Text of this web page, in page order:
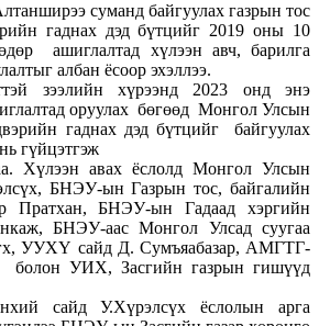
суманд байгуулах газрын тос
гаднах дэд бүтцийг 2019 оны 10
ашиглалтад хүлээн авч, барилга
албан ёсоор эхэллээ.
зээлийн хүрээнд 2023 онд энэ
оруулах бөгөөд Монгол Улсын
гаднах дэд бүтцийг байгуулах
гүйцэтгэж
Хүлээн авах ёслолд Монгол Улсын
БНЭУ-ын Газрын тос, байгалийн
Пратхан, БНЭУ-ын Гадаад хэргийн
БНЭУ-аас Монгол Улсад суугаа
УУХҮ сайд Д. Сумъяабазар, АМГТГ-
УИХ, Засгийн газрын гишүүд
сайд У.Хүрэлсүх ёслолын арга